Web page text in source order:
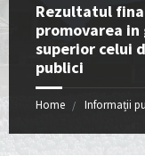
Rezultatul
promovarea
superior celui
publici
Home Informații